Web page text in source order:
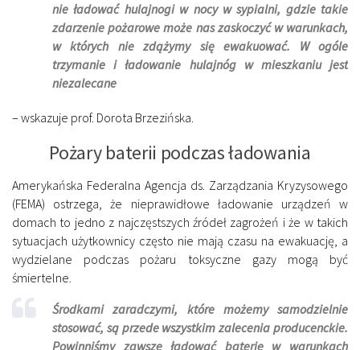
nie ładować hulajnogi w nocy w sypialni, gdzie takie
zdarzenie pożarowe może nas zaskoczyć w warunkach,
w których nie zdążymy się ewakuować. W ogóle
trzymanie i ładowanie hulajnóg w mieszkaniu jest
niezalecane
– wskazuje prof. Dorota Brzezińska.
Pożary baterii podczas ładowania
Amerykańska Federalna Agencja ds. Zarządzania Kryzysowego
(FEMA) ostrzega, że nieprawidłowe ładowanie urządzeń w
domach to jedno z najczęstszych źródeł zagrożeń i że w takich
sytuacjach użytkownicy często nie mają czasu na ewakuację, a
wydzielane podczas pożaru toksyczne gazy mogą być
śmiertelne.
Środkami zaradczymi, które możemy samodzielnie
stosować, są przede wszystkim zalecenia producenckie.
Powinniśmy zawsze ładować baterie w warunkach